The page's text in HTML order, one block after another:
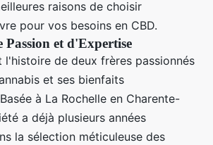
raisons de choisir
pour vos besoins en CBD.
Passion et d'Expertise
l'histoire de deux frères passionnés
et ses bienfaits
à La Rochelle en Charente-
a déjà plusieurs années
la sélection méticuleuse des